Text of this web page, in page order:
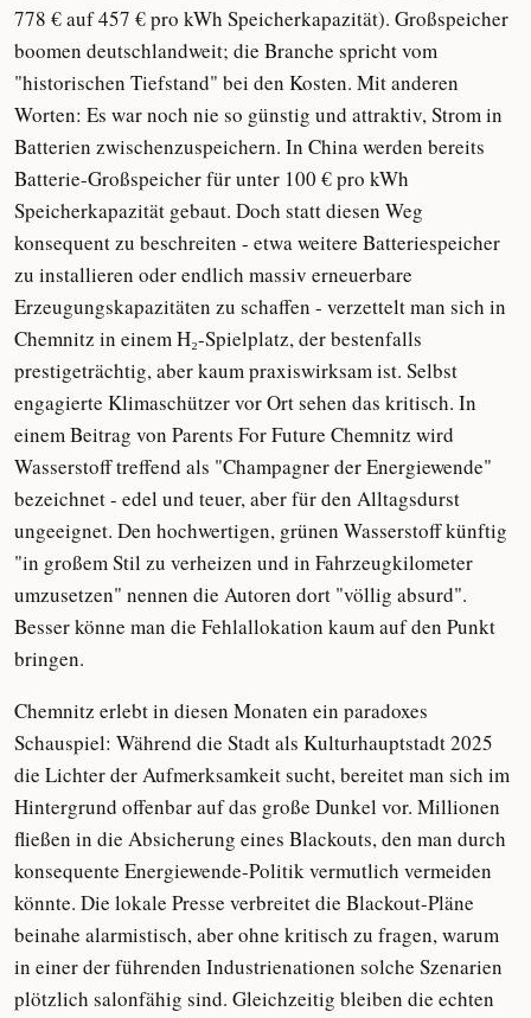
778 € auf 457 € pro kWh Speicherkapazität). Großspeicher
boomen deutschlandweit; die Branche spricht vom
"historischen Tiefstand" bei den Kosten. Mit anderen
Worten: Es war noch nie so günstig und attraktiv, Strom in
Batterien zwischenzuspeichern. In China werden bereits
Batterie-Großspeicher für unter 100 € pro kWh
Speicherkapazität gebaut. Doch statt diesen Weg
konsequent zu beschreiten - etwa weitere Batteriespeicher
zu installieren oder endlich massiv erneuerbare
Erzeugungskapazitäten zu schaffen - verzettelt man sich in
Chemnitz in einem H₂-Spielplatz, der bestenfalls
prestigeträchtig, aber kaum praxiswirksam ist. Selbst
engagierte Klimaschützer vor Ort sehen das kritisch. In
einem Beitrag von Parents For Future Chemnitz wird
Wasserstoff treffend als "Champagner der Energiewende"
bezeichnet - edel und teuer, aber für den Alltagsdurst
ungeeignet. Den hochwertigen, grünen Wasserstoff künftig
"in großem Stil zu verheizen und in Fahrzeugkilometer
umzusetzen" nennen die Autoren dort "völlig absurd".
Besser könne man die Fehlallokation kaum auf den Punkt
bringen.
Chemnitz erlebt in diesen Monaten ein paradoxes
Schauspiel: Während die Stadt als Kulturhauptstadt 2025
die Lichter der Aufmerksamkeit sucht, bereitet man sich im
Hintergrund offenbar auf das große Dunkel vor. Millionen
fließen in die Absicherung eines Blackouts, den man durch
konsequente Energiewende-Politik vermutlich vermeiden
könnte. Die lokale Presse verbreitet die Blackout-Pläne
beinahe alarmistisch, aber ohne kritisch zu fragen, warum
in einer der führenden Industrienationen solche Szenarien
plötzlich salonfähig sind. Gleichzeitig bleiben die echten